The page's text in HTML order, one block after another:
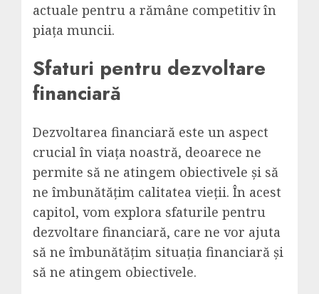
actuale pentru a rămâne competitiv în
piața muncii.
Sfaturi pentru dezvoltare
financiară
Dezvoltarea financiară este un aspect
crucial în viața noastră, deoarece ne
permite să ne atingem obiectivele și să
ne îmbunătățim calitatea vieții. În acest
capitol, vom explora sfaturile pentru
dezvoltare financiară, care ne vor ajuta
să ne îmbunătățim situația financiară și
să ne atingem obiectivele.